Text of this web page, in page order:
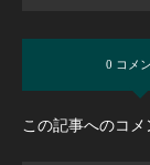
0 コメ
この記事へのコメ